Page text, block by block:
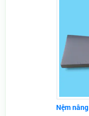
Nệm